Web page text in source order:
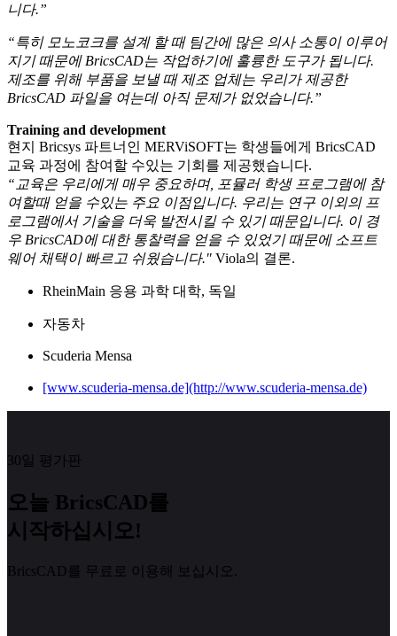
니다.”
“특히 모노코크를 설계 할 때 팀간에 많은 의사 소통이 이루어
지기 때문에 BricsCAD는 작업하기에 훌륭한 도구가 됩니다.
제조를 위해 부품을 보낼 때 제조 업체는 우리가 제공한
BricsCAD 파일을 여는데 아직 문제가 없었습니다.”
Training and development
현지 Bricsys 파트너인 MERViSOFT는 학생들에게 BricsCAD
교육 과정에 참여할 수있는 기회를 제공했습니다.
“교육은 우리에게 매우 중요하며, 포뮬러 학생 프로그램에 참
여할때 얻을 수있는 주요 이점입니다. 우리는 연구 이외의 프
로그램에서 기술을 더욱 발전시킬 수 있기 때문입니다. 이 경
우 BricsCAD에 대한 통찰력을 얻을 수 있었기 때문에 소프트
웨어 채택이 빠르고 쉬웠습니다." Viola의 결론.
RheinMain 응용 과학 대학, 독일
자동차
Scuderia Mensa
[www.scuderia-mensa.de](http://www.scuderia-mensa.de)
30일 평가판
오늘 BricsCAD를
시작하십시오!
BricsCAD를 무료로 이용해 보십시오.